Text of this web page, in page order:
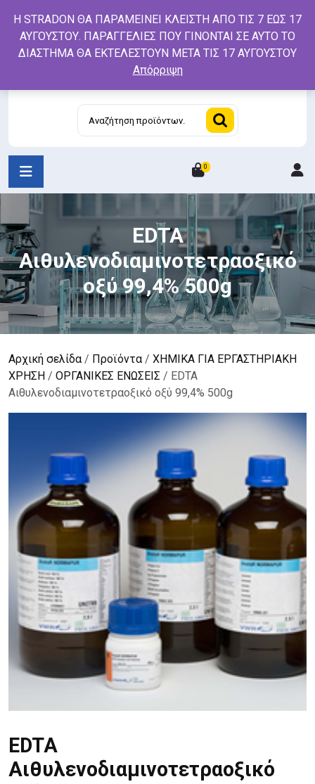
content
Αναζήτηση
0
EDTA
Αιθυλενοδιαμινοτετραοξικό
οξύ 99,4% 500g
Αρχική σελίδα/ Προϊόντα/ ΧΗΜΙΚΑ ΓΙΑ ΕΡΓΑΣΤΗΡΙΑΚΗ
ΧΡΗΣΗ / ΟΡΓΑΝΙΚΕΣ ΕΝΩΣΕΙΣ / EDTA
Αιθυλενοδιαμινοτετραοξικό οξύ 99,4% 500g
EDTA
Αιθυλενοδιαμινοτετραοξικό
Η STRADON ΘΑ ΠΑΡΑΜΕΙΝΕΙ ΚΛΕΙΣΤΗ ΑΠΟ ΤΙΣ 7 ΕΩΣ 17
ΑΥΓΟΥΣΤΟΥ. ΠΑΡΑΓΓΕΛΙΕΣ ΠΟΥ ΓΙΝΟΝΤΑΙ ΣΕ ΑΥΤΟ ΤΟ
ΔΙΑΣΤΗΜΑ ΘΑ ΕΚΤΕΛΕΣΤΟΥΝ ΜΕΤΑ ΤΙΣ 17 ΑΥΓΟΥΣΤΟΥ
Απόρριψη